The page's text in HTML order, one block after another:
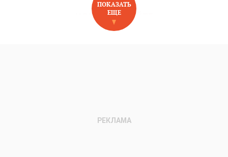
НОВОЕ НА САЙТЕ
ПОКАЗАТЬ
ЕЩЕ